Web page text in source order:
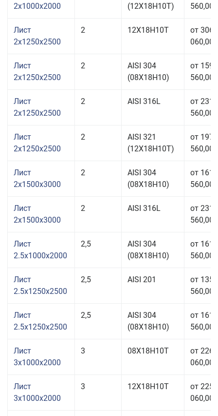
2x1000x2000
(12Х18Н10Т)
560,00
Лист
2x1250x2500
2 12Х18Н10Т
от 306
060,00
Лист
2x1250x2500
2
AISI 304
(08Х18Н10)
от 159
560,00
Лист
2x1250x2500
2 AISI 316L
от 231
560,00
Лист
2x1250x2500
2
AISI 321
(12Х18Н10Т)
от 197
560,00
Лист
2x1500x3000
2
AISI 304
(08Х18Н10)
от 161
560,00
Лист
2x1500x3000
2 AISI 316L
от 231
560,00
Лист
2.5x1000x2000
2,5
AISI 304
(08Х18Н10)
от 161
560,00
Лист
2.5x1250x2500
2,5 AISI 201
от 135
560,00
Лист
2.5x1250x2500
2,5
AISI 304
(08Х18Н10)
от 161
560,00
Лист
3x1000x2000
3 08Х18Н10Т
от 226
060,00
Лист
3x1000x2000
3 12Х18Н10Т
от 225
060,00